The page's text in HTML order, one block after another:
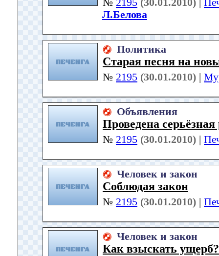
Л.Белова
Политика
Старая песня на
№ 2195 (30.01.2010) |
Объявления
Проведена серьёзная
№ 2195 (30.01.2010) |
Человек и закон
Соблюдая закон
№ 2195 (30.01.2010) |
Человек и закон
Как взыскать ущерб?